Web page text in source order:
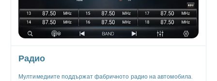
Радио
Мултимедиите поддържат фабричното радио на автомобила.